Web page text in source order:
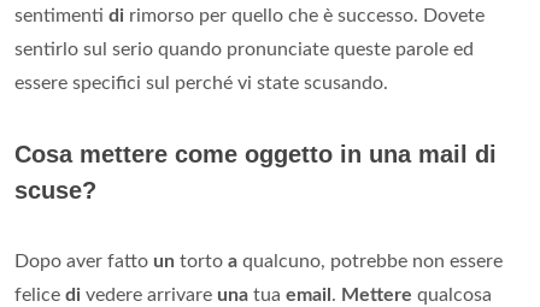
sentimenti di rimorso per quello che è successo. Dovete
sentirlo sul serio quando pronunciate queste parole ed
essere specifici sul perché vi state scusando.
Cosa mettere come oggetto in una mail di
scuse?
Dopo aver fatto un torto a qualcuno, potrebbe non essere
felice di vedere arrivare una tua email . Mettere qualcosa